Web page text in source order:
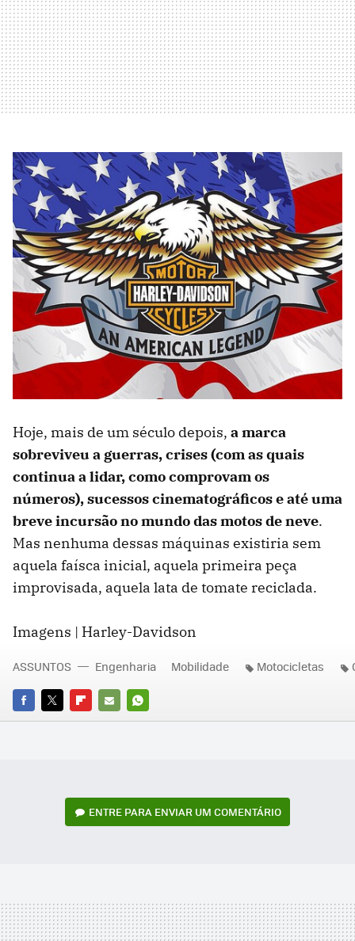
Hoje, mais de um século depois, a marca
sobreviveu a guerras, crises (com as quais
continua a lidar, como comprovam os
números), sucessos cinematográficos e até uma
breve incursão no mundo das motos de neve.
Mas nenhuma dessas máquinas existiria sem
aquela faísca inicial, aquela primeira peça
improvisada, aquela lata de tomate reciclada.
Imagens | Harley-Davidson
FACEBOOK
TWITTERFLIPBOARD
E-
WHATSAPP
ASSUNTOS Engenharia Mobilidade Motocicletas
ENTRE PARA ENVIAR UM COMENTÁRIO